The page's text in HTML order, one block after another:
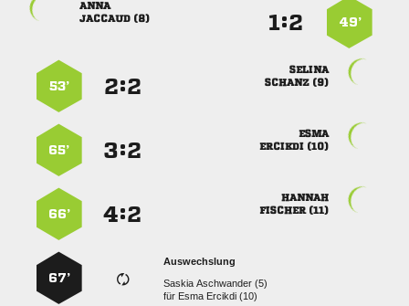
49’
:

 

 
:
53’

 
:
65’

 
:
66’
Auswechslung
  
für   
67’